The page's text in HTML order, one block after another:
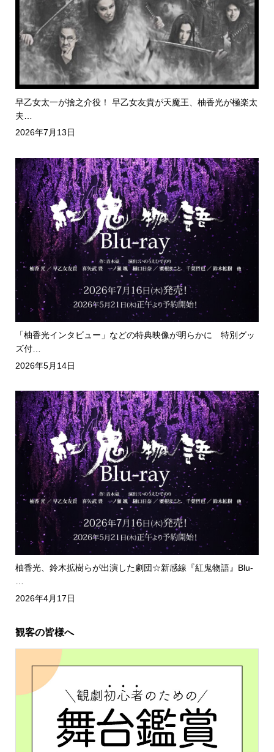
早乙女太一が捨之介役！ 早乙女友貴が天魔王、柚香光が極楽太
夫…
2026年7月13日
「柚香光インタビュー」などの特典映像が明らかに 特別グッ
ズ付…
2026年5月14日
柚香光、鈴木拡樹らが出演した劇団☆新感線『紅鬼物語』Blu-
…
2026年4月17日
観客の皆様へ